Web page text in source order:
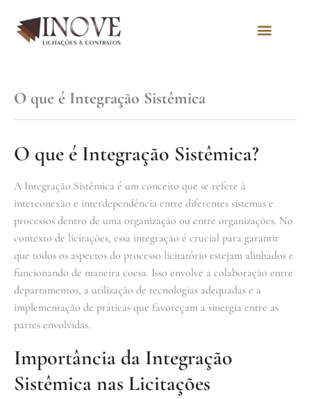
O que é Integração Sistêmica
O que é Integração Sistêmica?
A Integração Sistêmica é um conceito que se refere à
interconexão e interdependência entre diferentes sistemas e
processos dentro de uma organização ou entre organizações. No
contexto de licitações, essa integração é crucial para garantir
que todos os aspectos do processo licitatório estejam alinhados e
funcionando de maneira coesa. Isso envolve a colaboração entre
departamentos, a utilização de tecnologias adequadas e a
implementação de práticas que favoreçam a sinergia entre as
partes envolvidas.
Importância da Integração
Sistêmica nas Licitações